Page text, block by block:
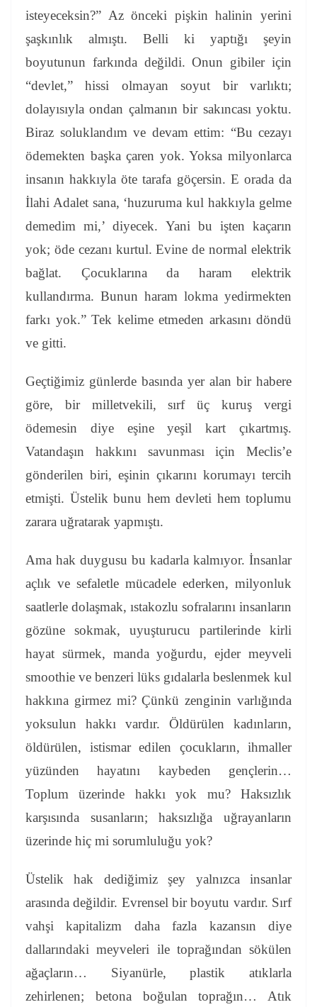
isteyeceksin?” Az önceki pişkin halinin yerini
şaşkınlık almıştı. Belli ki yaptığı şeyin
boyutunun farkında değildi. Onun gibiler için
“devlet,” hissi olmayan soyut bir varlıktı;
dolayısıyla ondan çalmanın bir sakıncası yoktu.
Biraz soluklandım ve devam ettim: “Bu cezayı
ödemekten başka çaren yok. Yoksa milyonlarca
insanın hakkıyla öte tarafa göçersin. E orada da
İlahi Adalet sana, ‘huzuruma kul hakkıyla gelme
demedim mi,’ diyecek. Yani bu işten kaçarın
yok; öde cezanı kurtul. Evine de normal elektrik
bağlat. Çocuklarına da haram elektrik
kullandırma. Bunun haram lokma yedirmekten
farkı yok.” Tek kelime etmeden arkasını döndü
ve gitti.
Geçtiğimiz günlerde basında yer alan bir habere
göre, bir milletvekili, sırf üç kuruş vergi
ödemesin diye eşine yeşil kart çıkartmış.
Vatandaşın hakkını savunması için Meclis’e
gönderilen biri, eşinin çıkarını korumayı tercih
etmişti. Üstelik bunu hem devleti hem toplumu
zarara uğratarak yapmıştı.
Ama hak duygusu bu kadarla kalmıyor. İnsanlar
açlık ve sefaletle mücadele ederken, milyonluk
saatlerle dolaşmak, ıstakozlu sofralarını insanların
gözüne sokmak, uyuşturucu partilerinde kirli
hayat sürmek, manda yoğurdu, ejder meyveli
smoothie ve benzeri lüks gıdalarla beslenmek kul
hakkına girmez mi?Çünkü zenginin varlığında
yoksulun hakkı vardır. Öldürülen kadınların,
öldürülen, istismar edilen çocukların, ihmaller
yüzünden hayatını kaybeden gençlerin…
Toplum üzerinde hakkı yok mu? Haksızlık
karşısında susanların; haksızlığa uğrayanların
üzerinde hiç mi sorumluluğu yok?
Üstelik hak dediğimiz şey yalnızca insanlar
arasında değildir. Evrensel bir boyutu vardır. Sırf
vahşi kapitalizm daha fazla kazansın diye
dallarındaki meyveleri ile toprağından sökülen
ağaçların… Siyanürle, plastik atıklarla
zehirlenen; betona boğulan toprağın… Atık